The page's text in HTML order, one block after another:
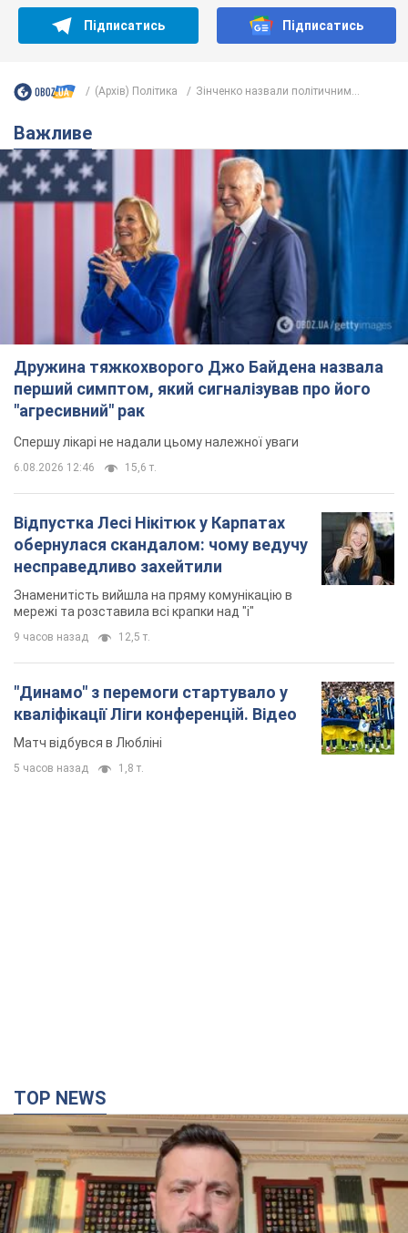
Підписатись Підписатись
(Архів) Політика Зінченко назвали політичним...
Важливе
Дружина тяжкохворого Джо Байдена назвала
перший симптом, який сигналізував про його
"агресивний" рак
Спершу лікарі не надали цьому належної уваги
6.08.2026 12:46 15,6 т.
Відпустка Лесі Нікітюк у Карпатах
обернулася скандалом: чому ведучу
несправедливо захейтили
Знаменитість вийшла на пряму комунікацію в
мережі та розставила всі крапки над "і"
9 часов назад 12,5 т.
"Динамо" з перемоги стартувало у
кваліфікації Ліги конференцій. Відео
Матч відбувся в Любліні
5 часов назад 1,8 т.
TOP NEWS